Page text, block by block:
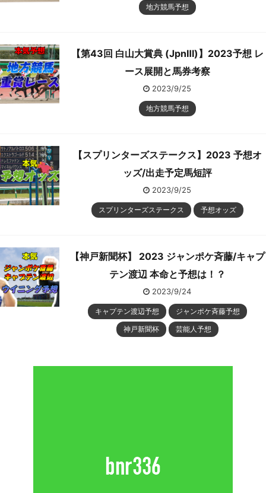
地方競馬予想
【第43回 白山大賞典 (JpnⅢ)】2023予想 レ
ース展開と馬券考察
2023/9/25
地方競馬予想
【スプリンターズステークス】2023 予想オ
ッズ/出走予定馬短評
2023/9/25
スプリンターズステークス 予想オッズ
【神戸新聞杯】 2023 ジャンポケ斉藤/キャプ
テン渡辺 本命と予想は！？
2023/9/24
キャプテン渡辺予想
ジャンポケ斉藤予想
神戸新聞杯
芸能人予想